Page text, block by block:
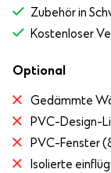
Zubehör in
Kostenloser
Optional
Gedämmte
PVC-Design-
PVC-Fenster
Isolierte